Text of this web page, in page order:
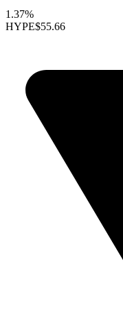
1.37%
HYPE$55.66